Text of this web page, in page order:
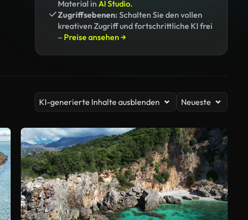
Material in AI Studio.
Zugriffsebenen: Schalten Sie den vollen
kreativen Zugriff und fortschrittliche KI frei
– Preise ansehen →
KI-generierte Inhalte ausblenden Neueste